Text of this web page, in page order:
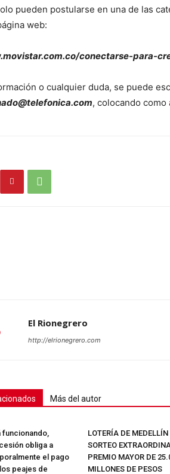
pueden postularse en una de las
web:
conectarse-para-
o cualquier duda, se puede
, colocando
El Rionegrero
http://elrionegrero.com
Más del autor
funcionando,
obliga a
el pago
peajes de
LOTERÍA DE
SORTEO
PREMIO MAYOR DE
MILLONES DE PESOS